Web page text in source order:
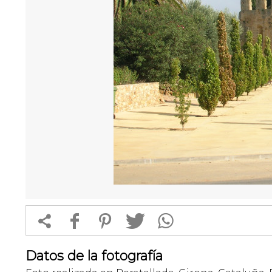
 f 1 T 
Datos de la fotografía